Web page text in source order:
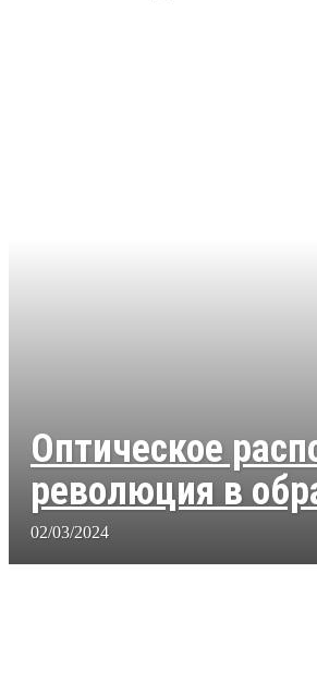
Оптическое
революция в
02/03/2024